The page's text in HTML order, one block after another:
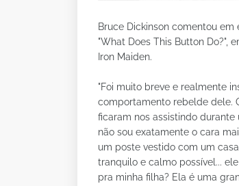
Bruce Dickinson comentou em
"What Does This Button Do?",
Iron Maiden.
"Foi muito breve e realmente
comportamento rebelde dele.
ficaram nos assistindo
não sou exatamente o cara
um poste vestido com um
tranquilo e calmo possível...
pra minha filha? Ela é uma